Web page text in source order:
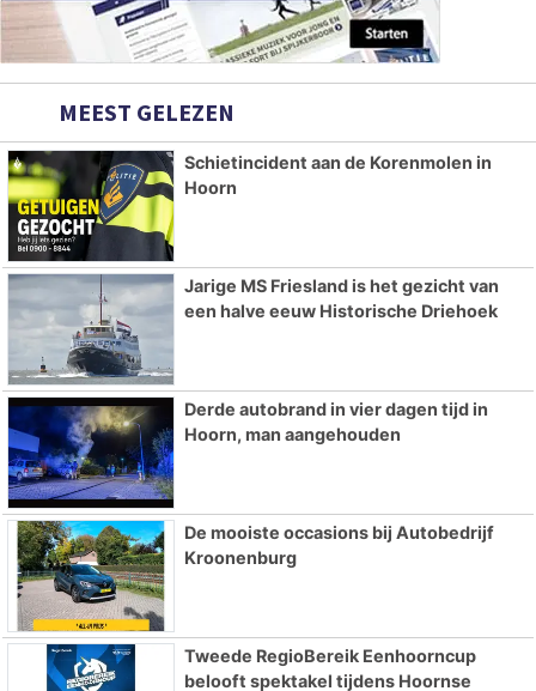
MEEST GELEZEN
Schietincident aan de Korenmolen in
Hoorn
Jarige MS Friesland is het gezicht van
een halve eeuw Historische Driehoek
Derde autobrand in vier dagen tijd in
Hoorn, man aangehouden
De mooiste occasions bij Autobedrijf
Kroonenburg
Tweede RegioBereik Eenhoorncup
belooft spektakel tijdens Hoornse